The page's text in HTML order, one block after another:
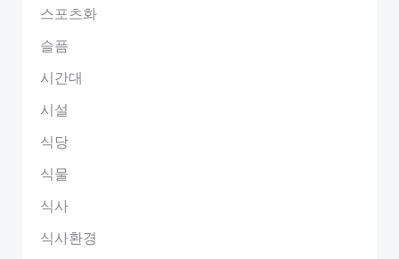
스포츠화
슬픔
시간대
시설
식당
식물
식사
식사환경